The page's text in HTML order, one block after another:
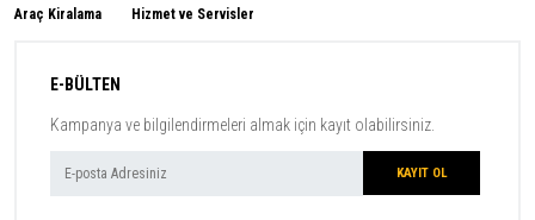
Araç Kiralama Hizmet ve Servisler
E-BÜLTEN
Kampanya ve bilgilendirmeleri almak için kayıt olabilirsiniz.